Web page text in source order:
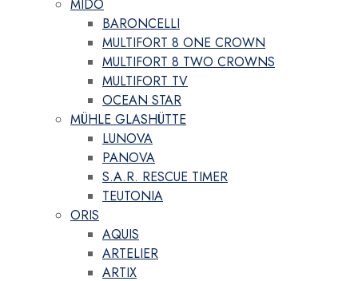
MIDO
BARONCELLI
MULTIFORT 8 ONE CROWN
MULTIFORT 8 TWO CROWNS
MULTIFORT TV
OCEAN STAR
MÜHLE GLASHÜTTE
LUNOVA
PANOVA
S.A.R. RESCUE TIMER
TEUTONIA
ORIS
AQUIS
ARTELIER
ARTIX